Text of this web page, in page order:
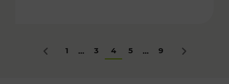
Zurück
1 ... 3 4 5 ... 9 Nächstes